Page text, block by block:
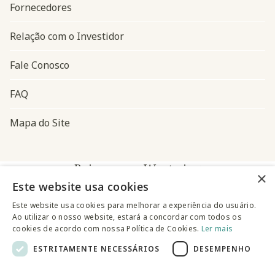
Fornecedores
Relação com o Investidor
Fale Conosco
FAQ
Mapa do Site
Baixe o app Westwing
×
Este website usa cookies
Este website usa cookies para melhorar a experiência do usuário.
Ao utilizar o nosso website, estará a concordar com todos os
cookies de acordo com nossa Política de Cookies. Ler mais
ESTRITAMENTE NECESSÁRIOS
DESEMPENHO